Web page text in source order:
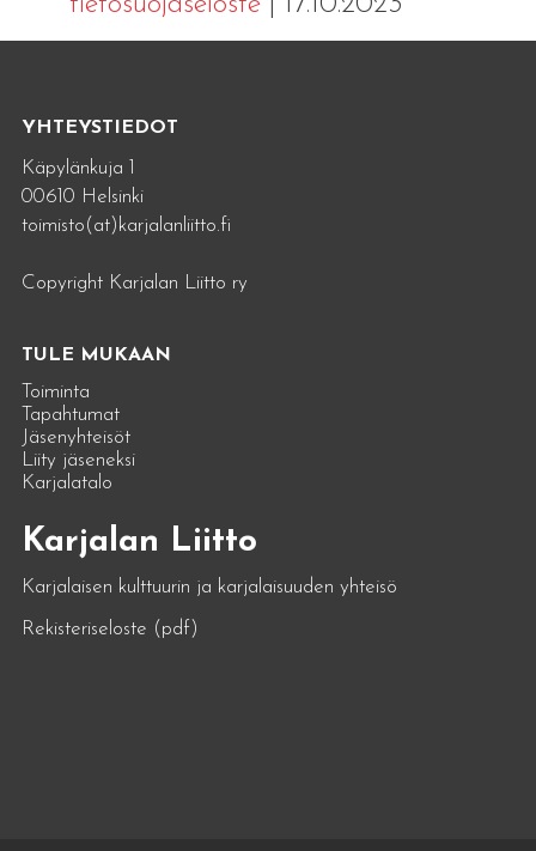
YHTEYSTIEDOT
Käpylänkuja 1
00610 Helsinki
toimisto(at)karjalanliitto.fi
Copyright Karjalan Liitto ry
TULE MUKAAN
Toiminta
Tapahtumat
Jäsenyhteisöt
Liity jäseneksi
Karjalatalo
Karjalan Liitto
Karjalaisen kulttuurin ja karjalaisuuden yhteisö
Rekisteriseloste (pdf)